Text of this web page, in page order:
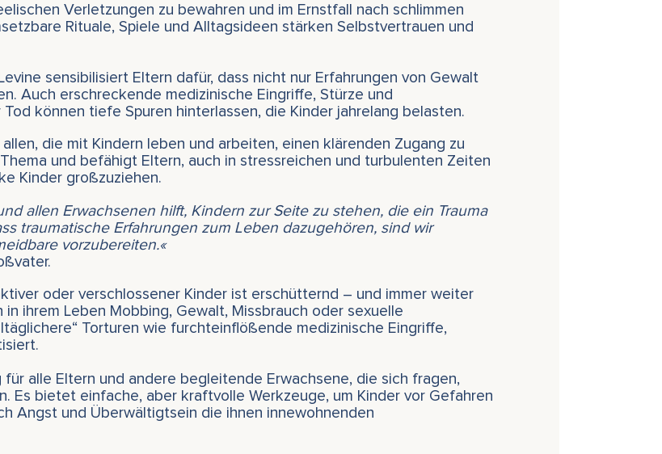
Verletzungen zu bewahren und im Ernstfall nach schlimmen
Rituale, Spiele und Alltagsideen stärken Selbstvertrauen und
sensibilisiert Eltern dafür, dass nicht nur Erfahrungen von Gewalt
Auch erschreckende medizinische Eingriffe, Stürze und
können tiefe Spuren hinterlassen, die Kinder jahrelang belasten.
die mit Kindern leben und arbeiten, einen klärenden Zugang zu
und befähigt Eltern, auch in stressreichen und turbulenten Zeiten
Kinder großzuziehen.
allen Erwachsenen hilft, Kindern zur Seite zu stehen, die ein Trauma
traumatische Erfahrungen zum Leben dazugehören, sind wir
vorzubereiten.«
oder verschlossener Kinder ist erschütternd – und immer weiter
ihrem Leben Mobbing, Gewalt, Missbrauch oder sexuelle
Torturen wie furchteinflößende medizinische Eingriffe,
alle Eltern und andere begleitende Erwachsene, die sich fragen,
Es bietet einfache, aber kraftvolle Werkzeuge, um Kinder vor Gefahren
Angst und Überwältigtsein die ihnen innewohnenden